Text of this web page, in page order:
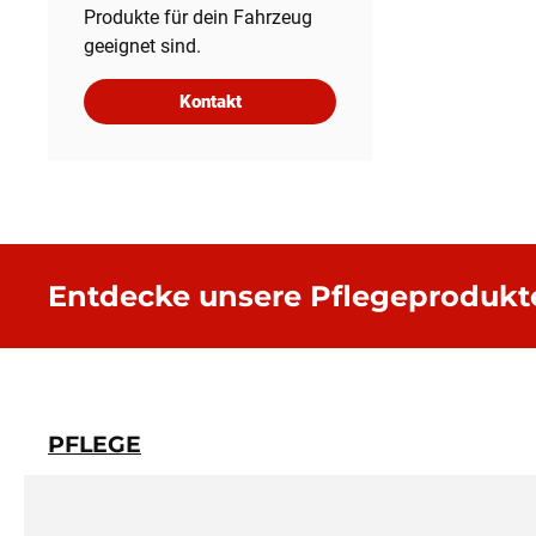
Produkte für dein Fahrzeug
geeignet sind.
Kontakt
Entdecke unsere
PFLEGE